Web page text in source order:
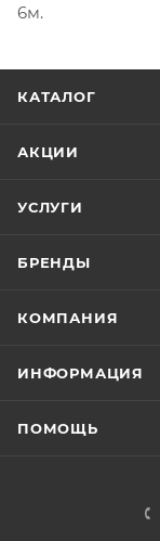
6м.
КАТАЛОГ
АКЦИИ
УСЛУГИ
БРЕНДЫ
КОМПАНИЯ
ИНФОРМАЦИЯ
ПОМОЩЬ